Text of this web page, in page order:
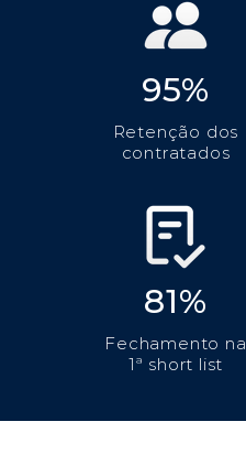
95%
Retenção dos
contratados
81%
Fechamento na
1ª short list